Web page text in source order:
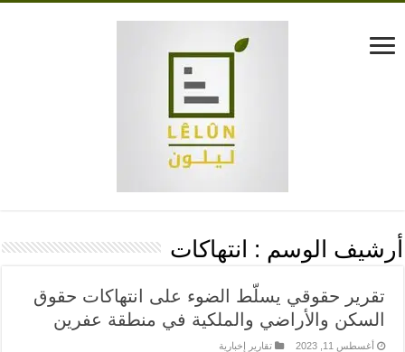
أرشيف الوسم : انتهاكات
تقرير حقوقي يسلّط الضوء على انتهاكات حقوق
السكن والأراضي والملكية في منطقة عفرين
أغسطس 11, 2023 تقارير إخبارية